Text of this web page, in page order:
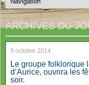
ARCHIVES DU
5 octobre 2014
Le groupe folklorique
d’Aurice, ouvrira les
soir.